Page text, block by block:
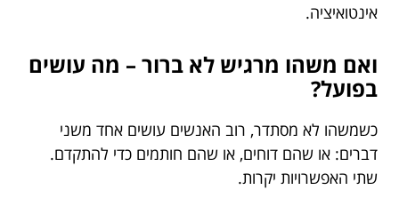
אינטואיציה.
ואם משהו מרגיש לא ברור – מה עושים
בפועל?
כשמשהו לא מסתדר, רוב האנשים עושים אחד משני
דברים: או שהם דוחים, או שהם חותמים כדי להתקדם.
שתי האפשרויות יקרות.